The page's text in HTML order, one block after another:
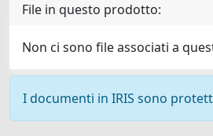
File in questo prodotto:
Non ci sono file associati a
I documenti in IRIS sono